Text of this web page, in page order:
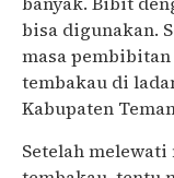
bisa digunakan.
masa pembibitan
tembakau di
Kabupaten
Setelah melewati